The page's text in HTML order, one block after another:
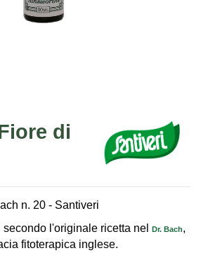
di
n. 20 - Santiveri
secondo l'originale ricetta nel
Dr. Bach,
fitoterapica inglese.